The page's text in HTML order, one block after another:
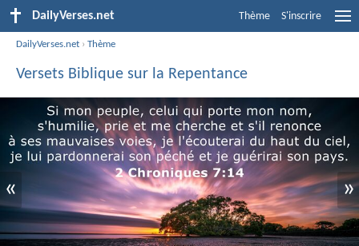
DailyVerses.net Thème S'inscrire
DailyVerses.net ›Thème
Versets Biblique sur la Repentance
« »